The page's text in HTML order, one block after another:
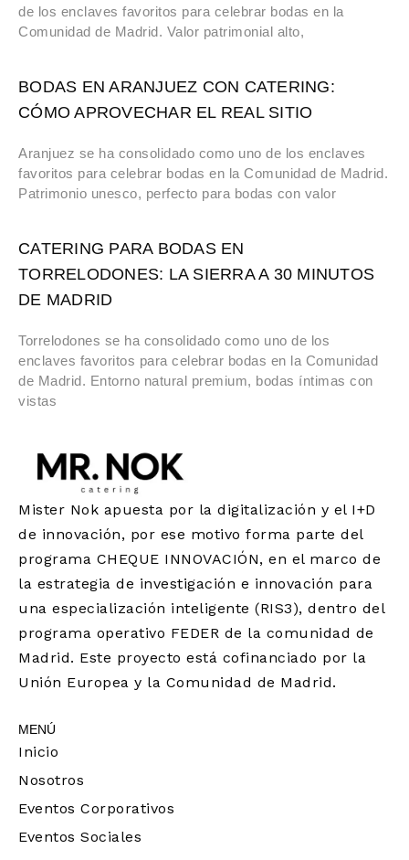
de los enclaves favoritos para celebrar bodas en la
Comunidad de Madrid. Valor patrimonial alto,
BODAS EN ARANJUEZ CON CATERING:
CÓMO APROVECHAR EL REAL SITIO
Aranjuez se ha consolidado como uno de los enclaves
favoritos para celebrar bodas en la Comunidad de Madrid.
Patrimonio unesco, perfecto para bodas con valor
CATERING PARA BODAS EN
TORRELODONES: LA SIERRA A 30 MINUTOS
DE MADRID
Torrelodones se ha consolidado como uno de los
enclaves favoritos para celebrar bodas en la Comunidad
de Madrid. Entorno natural premium, bodas íntimas con
vistas
Mister Nok apuesta por la digitalización y el I+D
de innovación, por ese motivo forma parte del
programa CHEQUE INNOVACIÓN, en el marco de
la estrategia de investigación e innovación para
una especialización inteligente (RIS3), dentro del
programa operativo FEDER de la comunidad de
Madrid. Este proyecto está cofinanciado por la
Unión Europea y la Comunidad de Madrid.
MENÚ
Inicio
Nosotros
Eventos Corporativos
Eventos Sociales